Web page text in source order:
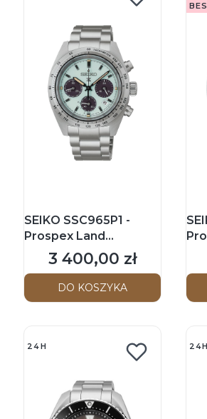
SEIKO SSC965P1 -
Prospex Land
Speedtimer - Męski -
Zegarek kwarcowy z
chronografem
Cena
3 400,00 zł
DO KOSZYKA
24H 24H